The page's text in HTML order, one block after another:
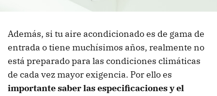
Además, si tu aire acondicionado es de gama de
entrada o tiene muchísimos años, realmente no
está preparado para las condiciones climáticas
de cada vez mayor exigencia. Por ello es
importante saber las especificaciones y el